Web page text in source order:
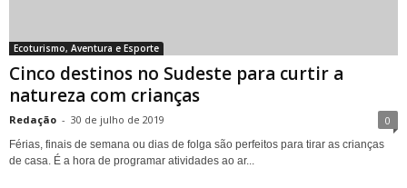
Ecoturismo, Aventura e Esporte
Cinco destinos no Sudeste para curtir a
natureza com crianças
Redação - 30 de julho de 2019 0
Férias, finais de semana ou dias de folga são perfeitos para tirar as crianças
de casa. É a hora de programar atividades ao ar...